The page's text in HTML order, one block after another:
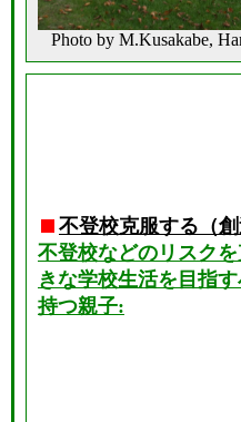
Photo by M.Kusakabe,
不登校克服する（創
不登校などのリスク
きな学校生活を目指
持つ親子: